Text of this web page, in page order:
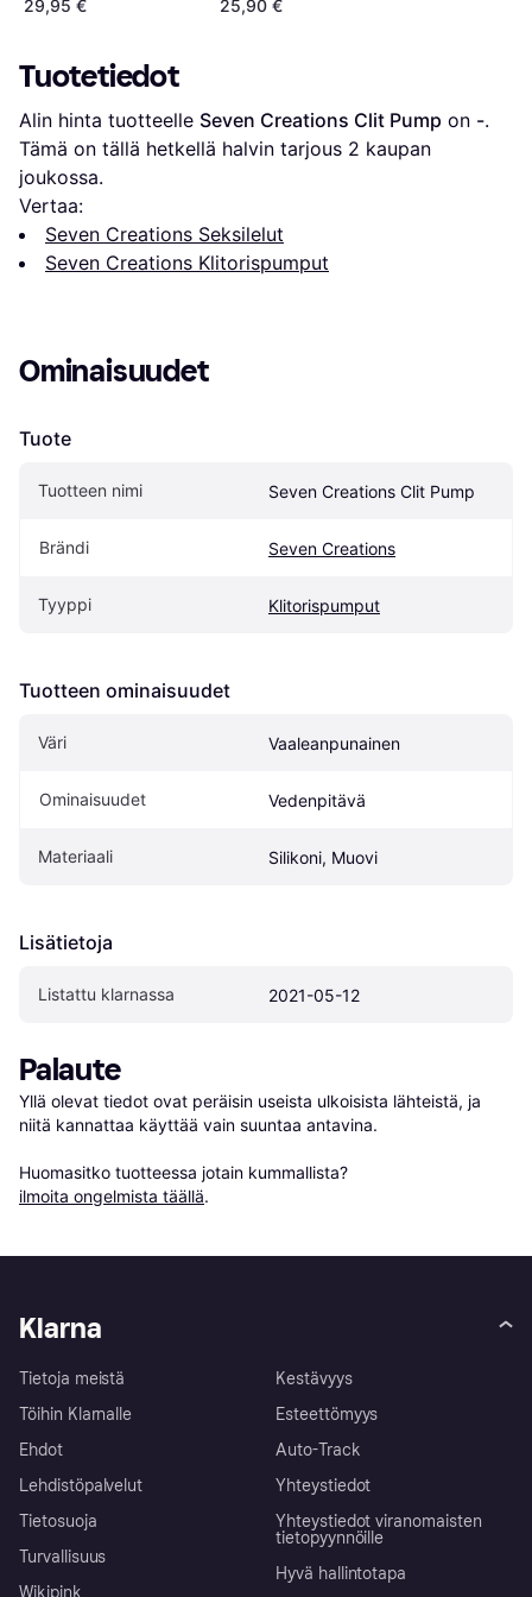
29,95 € 25,90 €
Tuotetiedot
Alin hinta tuotteelle Seven Creations Clit Pump on -.
Tämä on tällä hetkellä halvin tarjous 2 kaupan
joukossa.
Vertaa:
Seven Creations Seksilelut
Seven Creations Klitorispumput
Ominaisuudet
Tuote
Tuotteen nimi Seven Creations Clit Pump
Brändi Seven Creations
Tyyppi Klitorispumput
Tuotteen ominaisuudet
Väri Vaaleanpunainen
Ominaisuudet Vedenpitävä
Materiaali Silikoni, Muovi
Lisätietoja
Listattu klarnassa 2021-05-12
Palaute
Yllä olevat tiedot ovat peräisin useista ulkoisista lähteistä, ja
niitä kannattaa käyttää vain suuntaa antavina.
Huomasitko tuotteessa jotain kummallista?
ilmoita ongelmista täällä.
Klarna
Tietoja meistä
Töihin Klarnalle
Ehdot
Lehdistöpalvelut
Tietosuoja
Turvallisuus
Wikipink
Kestävyys
Esteettömyys
Auto-Track
Yhteystiedot
Yhteystiedot viranomaisten
tietopyynnöille
Hyvä hallintotapa